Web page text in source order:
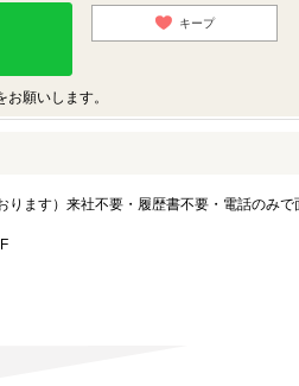
キープ
願いします。
ります）来社不要・履歴書不要・電話のみで